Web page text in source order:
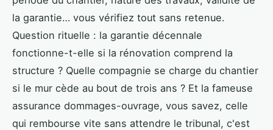
la garantie… vous vérifiez tout sans retenue.
Question rituelle : la garantie décennale
fonctionne-t-elle si la rénovation comprend la
structure ? Quelle compagnie se charge du chantier
si le mur cède au bout de trois ans ? Et la fameuse
assurance dommages-ouvrage, vous savez, celle
qui rembourse vite sans attendre le tribunal, c'est